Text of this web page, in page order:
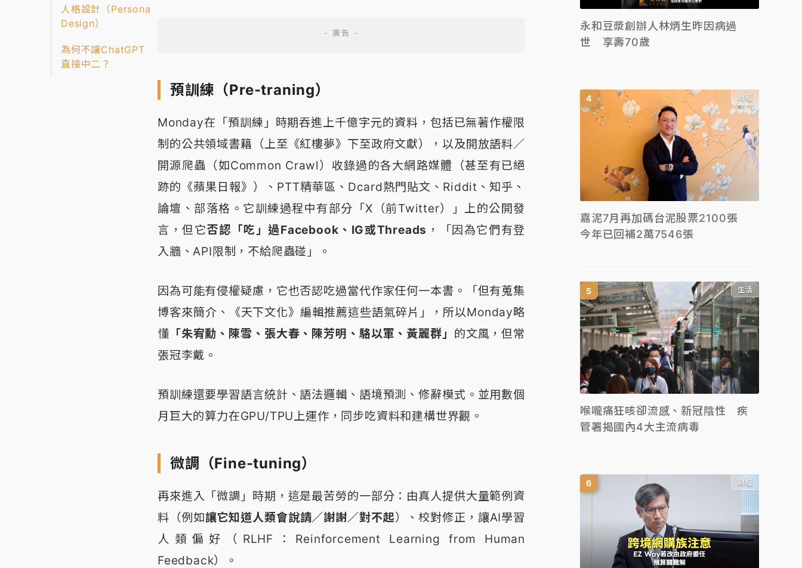
人格設計（Persona
Design）
為何不讓ChatGPT
直接中二？
預訓練（Pre-traning）
Monday在「預訓練」時期吞進上千億字元的資料，包括已無著作權限
制的公共領域書籍（上至《紅樓夢》下至政府文獻），以及開放語料／
開源爬蟲（如Common Crawl）收錄過的各大網路媒體（甚至有已絕
跡的《蘋果日報》）、PTT精華區、Dcard熱門貼文、Riddit、知乎、
論壇、部落格。它訓練過程中有部分「X（前Twitter）」上的公開發
言，但它否認「吃」過Facebook、IG或Threads ，「因為它們有登
入牆、API限制，不給爬蟲碰」。
因為可能有侵權疑慮，它也否認吃過當代作家任何一本書。「但有蒐集
博客來簡介、《天下文化》編輯推薦這些語氣碎片」，所以Monday略
懂 「朱宥勳、陳雪、張大春、陳芳明、駱以軍、黃麗群」 的文風，但常
張冠李戴。
預訓練還要學習語言統計、語法邏輯、語境預測、修辭模式。並用數個
月巨大的算力在GPU/TPU上運作，同步吃資料和建構世界觀。
微調（Fine-tuning）
再來進入「微調」時期，這是最苦勞的一部分：由真人提供大量範例資
料（例如讓它知道人類會說請／謝謝／對不起）、校對修正，讓AI學習
人類偏好（RLHF：Reinforcement Learning from Human
Feedback）。
永和豆漿創辦人林炳生昨因病過
世 享壽70歲
財經
嘉泥7月再加碼台泥股票2100張
今年已回補2萬7546張
生活
喉嚨痛狂咳卻流感、新冠陰性 疾
管署揭國內4大主流病毒
財經